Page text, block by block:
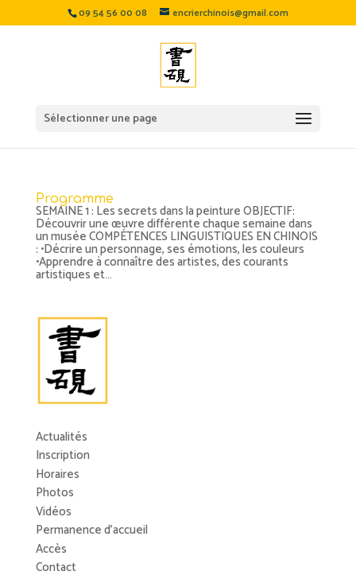
09 54 56 00 08 encrierchinois@gmail.com
Sélectionner une page
Programme
SEMAINE 1 : Les secrets dans la peinture OBJECTIF:
Découvrir une œuvre différente chaque semaine dans
un musée COMPÉTENCES LINGUISTIQUES EN CHINOIS
: •Décrire un personnage, ses émotions, les couleurs
•Apprendre à connaître des artistes, des courants
artistiques et...
Actualités
Inscription
Horaires
Photos
Vidéos
Permanence d’accueil
Accès
Contact